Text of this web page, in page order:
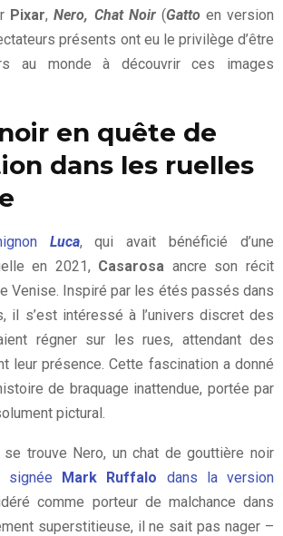
Pixar,Nero, Chat Noir (Gatto en version
présents ont eu le privilège d’être
au monde à découvrir ces images
en quête de
dans les ruelles
Luca, qui avait bénéficié d’une
en 2021, Casarosa ancre son récit
Venise. Inspiré par les étés passés dans
il s’est intéressé à l’univers discret des
régner sur les rues, attendant des
leur présence. Cette fascination a donné
de braquage inattendue, portée par
pictural.
trouve Nero, un chat de gouttière noir
signée Mark Ruffalo dans la version
comme porteur de malchance dans
superstitieuse, il ne sait pas nager –